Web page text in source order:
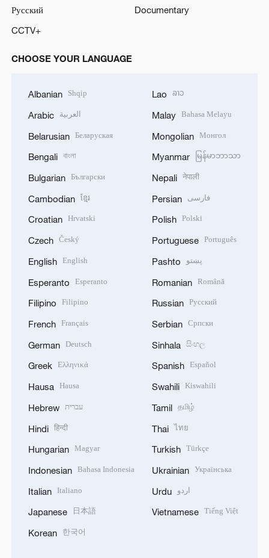
Русский
Documentary
CCTV+
CHOOSE YOUR LANGUAGE
Albanian Shqip
Arabic العربية
Belarusian Беларуская
Bengali বাংলা
Bulgarian Български
Cambodian ខ្មែរ
Croatian Hrvatski
Czech Český
English English
Esperanto Esperanto
Filipino Filipino
French Français
German Deutsch
Greek Ελληνικά
Hausa Hausa
Hebrew עברית
Hindi हिन्दी
Hungarian Magyar
Indonesian Bahasa Indonesia
Italian Italiano
Japanese 日本語
Korean 한국어
Lao ລາວ
Malay Bahasa Melayu
Mongolian Монгол
Myanmar မြန်မာဘာသာ
Nepali नेपाली
Persian فارسی
Polish Polski
Portuguese Português
Pashto پښتو
Romanian Română
Russian Русский
Serbian Српски
Sinhala සිංහල
Spanish Español
Swahili Kiswahili
Tamil தமிழ்
Thai ไทย
Turkish Türkçe
Ukrainian Українська
Urdu اردو
Vietnamese Tiếng Việt